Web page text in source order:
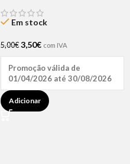
Em stock
5,00€ 3,50€ com IVA
Promoção válida de
01/04/2026 até 30/08/2026
Adicionar